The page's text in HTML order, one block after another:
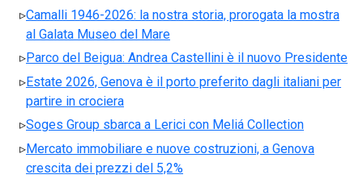
Camalli 1946-2026: la nostra storia, prorogata la mostra
al Galata Museo del Mare
Parco del Beigua: Andrea Castellini è il nuovo Presidente
Estate 2026, Genova è il porto preferito dagli italiani per
partire in crociera
Soges Group sbarca a Lerici con Meliá Collection
Mercato immobiliare e nuove costruzioni, a Genova
crescita dei prezzi del 5,2%